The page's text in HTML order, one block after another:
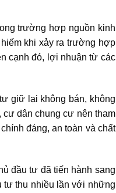
trường hợp nguồn kinh
khi xảy ra trường hợp
cạnh đó, lợi nhuận từ các
giữ lại không bán, không
cư dân chung cư nên tham
đáng, an toàn và chất
đầu tư đã tiến hành sang
tư thu nhiều lần với những